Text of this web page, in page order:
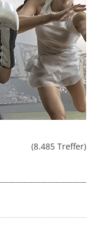
(8.485 Treffer)